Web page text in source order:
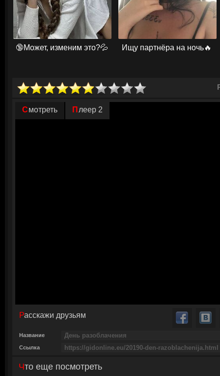
🔞Может, изменим это?💦 Ищу партнёра на ночь🔥
Смотреть Плеер 2
Расскажи друзьям
Название
Ссылка
Что еще посмотреть